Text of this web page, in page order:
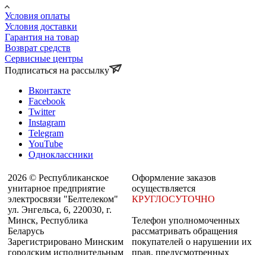
Условия оплаты
Условия доставки
Гарантия на товар
Возврат средств
Сервисные центры
Подписаться на рассылку
Вконтакте
Facebook
Twitter
Instagram
Telegram
YouTube
Одноклассники
2026 © Республиканское
унитарное предприятие
электросвязи "Белтелеком"
ул. Энгельса, 6, 220030, г.
Минск, Республика
Беларусь
Зарегистрировано Минским
городским исполнительным
Оформление заказов
осуществляется
КРУГЛОСУТОЧНО
Телефон уполномоченных
рассматривать обращения
покупателей о нарушении их
прав, предусмотренных